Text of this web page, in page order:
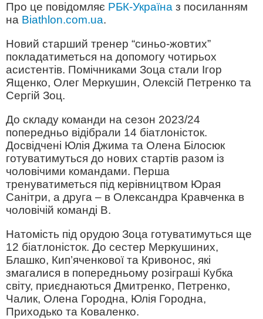
Про це повідомляє РБК-Україна з посиланням
на Biathlon.com.ua.
Новий старший тренер “синьо-жовтих”
покладатиметься на допомогу чотирьох
асистентів. Помічниками Зоца стали Ігор
Ященко, Олег Меркушин, Олексій Петренко та
Сергій Зоц.
До складу команди на сезон 2023/24
попередньо відібрали 14 біатлоністок.
Досвідчені Юлія Джима та Олена Білосюк
готуватимуться до нових стартів разом із
чоловічими командами. Перша
тренуватиметься під керівництвом Юрая
Санітри, а друга – в Олександра Кравченка в
чоловічій команді B.
Натомість під орудою Зоца готуватимуться ще
12 біатлоністок. До сестер Меркушиних,
Блашко, Кип’яченкової та Кривонос, які
змагалися в попередньому розіграші Кубка
світу, приєднаються Дмитренко, Петренко,
Чалик, Олена Городна, Юлія Городна,
Приходько та Коваленко.